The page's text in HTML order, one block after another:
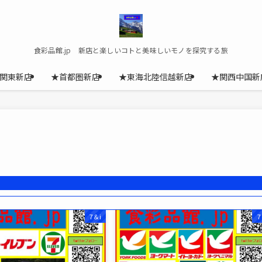
食彩品館.jp 新店と楽しいコトと美味しいモノを探究する旅
東新店 ★首都圏新店 ★東海北陸信越新店 ★関西中国新
7＆i